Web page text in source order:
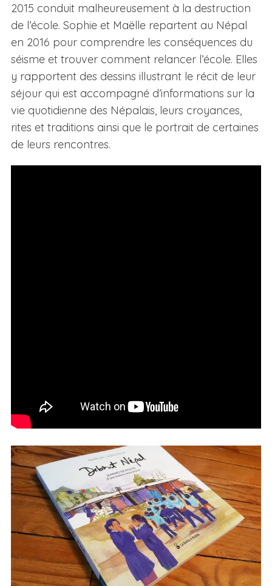
2015 conduit malheureusement à la destruction
de l’école. Sophie et Maëlle repartent au Népal
en 2016 pour comprendre les conséquences du
séisme et trouver comment relancer l’école. Elles
y rapportent des dessins illustrant le récit de leur
séjour qui est accompagné d’informations sur la
vie quotidienne des Népalais, leurs croyances,
rites et traditions ainsi que le portrait de certaines
de leurs rencontres.